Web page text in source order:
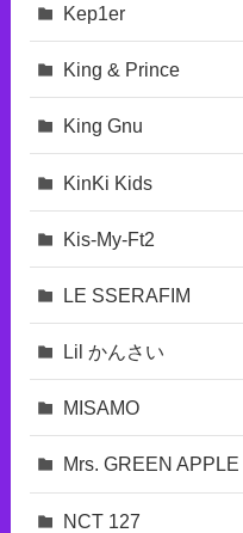
Kep1er
King & Prince
King Gnu
KinKi Kids
Kis-My-Ft2
LE SSERAFIM
Lil かんさい
MISAMO
Mrs. GREEN APPLE
NCT 127